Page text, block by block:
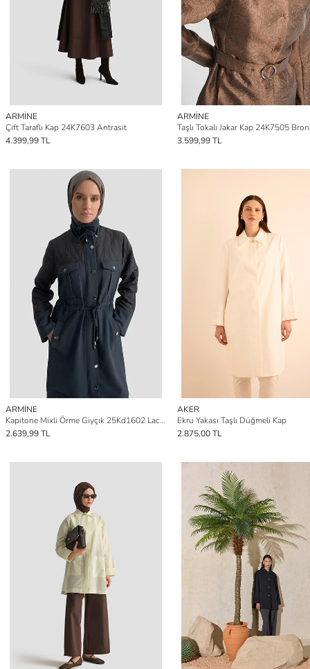
ARMİNE
Çift Taraflı Kap 24K7603 Antrasit
4.399,99 TL
ARMİNE
Taşlı Tokalı Jakar Kap 24K7505
3.599,99 TL
ARMİNE
Kapitone Mixli Örme Giyçık 25Kd1602 Lacivert
2.639,99 TL
AKER
Ekru Yakası Taşlı Düğmeli Kap
2.875,00 TL